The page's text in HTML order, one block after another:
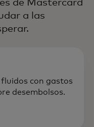
de Mastercard
a las
fluidos con gastos
desembolsos.